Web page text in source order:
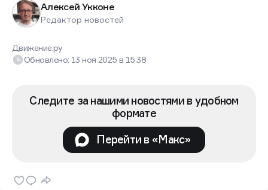
Алексей Укконе
Редактор новостей
Движение.ру
Обновлено: 13 ноя 2025в 15:38
Следите за нашими новостями в удобном
формате
Перейти в «Макс»